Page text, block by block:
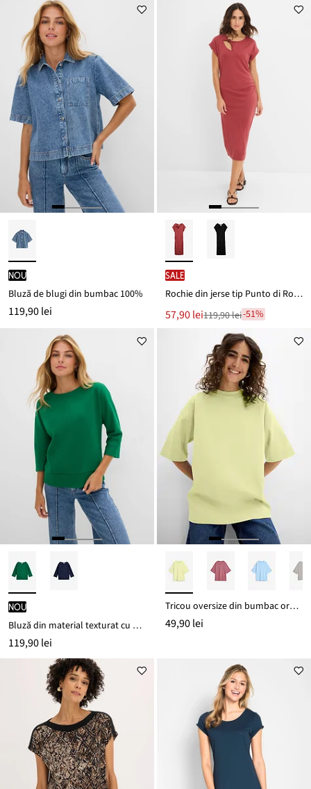
nou
Bluză de blugi din bumbac 100%
119,90 lei
SALE
Rochie din jerse tip Punto di Roma
Noul
preț
57,90 lei
Reducere
119,90 lei
119,90 lei-51%
nou
Bluză din material texturat cu bumbac
119,90 lei
Tricou oversize din bumbac organic 100% greu
49,90 lei